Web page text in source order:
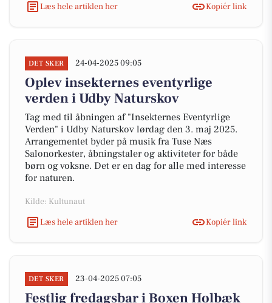
Læs hele artiklen her
Kopiér link
DET SKER 24-04-2025 09:05
Oplev insekternes eventyrlige
verden i Udby Naturskov
Tag med til åbningen af "Insekternes Eventyrlige
Verden" i Udby Naturskov lørdag den 3. maj 2025.
Arrangementet byder på musik fra Tuse Næs
Salonorkester, åbningstaler og aktiviteter for både
børn og voksne. Det er en dag for alle med interesse
for naturen.
Kilde: Kultunaut
Læs hele artiklen her
Kopiér link
DET SKER 23-04-2025 07:05
Festlig fredagsbar i Boxen Holbæk